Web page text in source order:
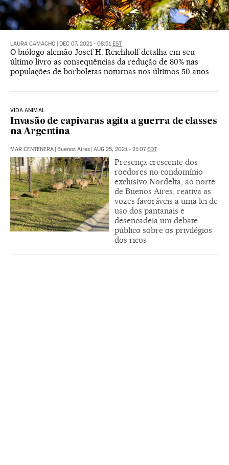
LAURA CAMACHO DEC 07, 2021 - 08:51 EST
O biólogo alemão Josef H. Reichholf detalha em seu
último livro as consequências da redução de 80% nas
populações de borboletas noturnas nos últimos 50 anos
VIDA ANIMAL
Invasão de capivaras agita a guerra de classes
na Argentina
MAR CENTENERA Buenos Aires AUG 25, 2021 - 21:07 EDT
Presença crescente dos
roedores no condomínio
exclusivo Nordelta, ao norte
de Buenos Aires, reativa as
vozes favoráveis a uma lei de
uso dos pantanais e
desencadeia um debate
público sobre os privilégios
dos ricos